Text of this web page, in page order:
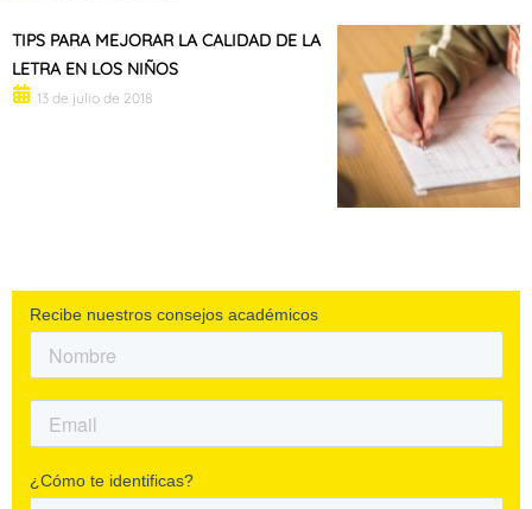
TIPS PARA MEJORAR LA CALIDAD DE LA
LETRA EN LOS NIÑOS
13 de julio de 2018